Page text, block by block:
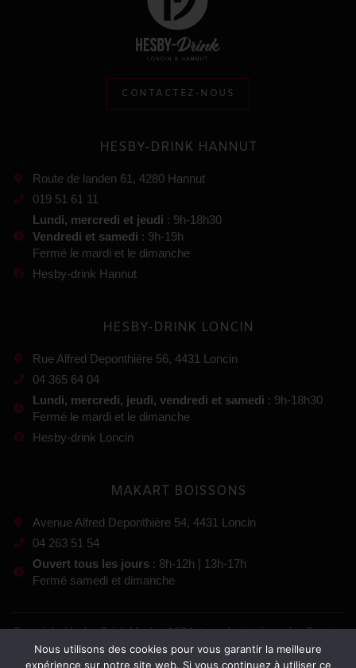
CONTACTEZ-NOUS
HESBY-DRINK HANNUT
Route de landen 61, 4280 Hannut
019 51 61 11
Lundi, mercredi et jeudi : 9h-18h30
Vendredi et samedi : 9h-19h
Fermé le mardi et le dimanche
Hesby-drink Hannut
HESBY-DRINK LONCIN
Rue Alfred Deponthière 56, 4431 Loncin
04 365 64 04
Lundi, mercredi, jeudi, vendredi et samedi : 9h-18h30
Fermé le mardi et le dimanche
Hesby-drink Loncin
MAKART BOISSONS
Avenue Alfred Deponthière 54, 4431 Loncin
04 263 51 54
Ouvert tous les jours : 8h-12h | 13h-17h
Fermé samedi et dimanche
Copyright Hesby-Drink Market 2024, tous droits réservés. Gestion
:
Nous utilisons des cookies pour vous garantir la meilleure
expérience sur notre site web. Si vous continuez à utiliser ce